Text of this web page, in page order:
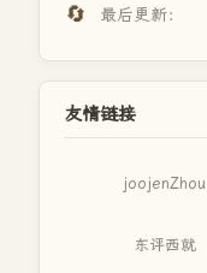
🔄 最后更新：
友情链接
joojenZhou
东评西就